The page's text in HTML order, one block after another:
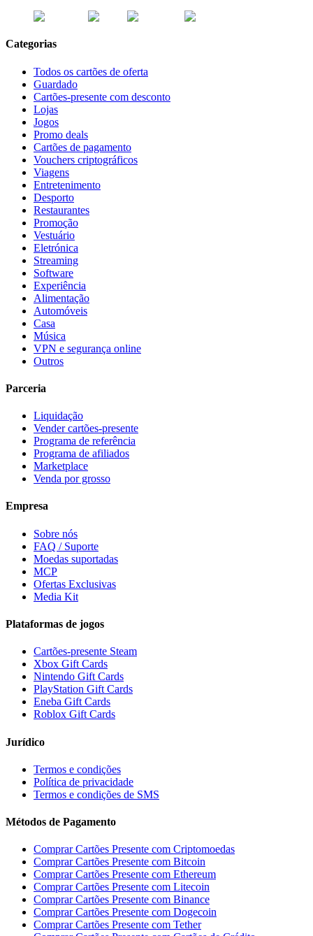
Categorias
Todos os cartões de oferta
Guardado
Cartões-presente com desconto
Lojas
Jogos
Promo deals
Cartões de pagamento
Vouchers criptográficos
Viagens
Entretenimento
Desporto
Restaurantes
Promoção
Vestuário
Eletrónica
Streaming
Software
Experiência
Alimentação
Automóveis
Casa
Música
VPN e segurança online
Outros
Parceria
Liquidação
Vender cartões-presente
Programa de referência
Programa de afiliados
Marketplace
Venda por grosso
Empresa
Sobre nós
FAQ / Suporte
Moedas suportadas
MCP
Ofertas Exclusivas
Media Kit
Plataformas de jogos
Cartões-presente Steam
Xbox Gift Cards
Nintendo Gift Cards
PlayStation Gift Cards
Eneba Gift Cards
Roblox Gift Cards
Jurídico
Termos e condições
Política de privacidade
Termos e condições de SMS
Métodos de Pagamento
Comprar Cartões Presente com Criptomoedas
Comprar Cartões Presente com Bitcoin
Comprar Cartões Presente com Ethereum
Comprar Cartões Presente com Litecoin
Comprar Cartões Presente com Binance
Comprar Cartões Presente com Dogecoin
Comprar Cartões Presente com Tether